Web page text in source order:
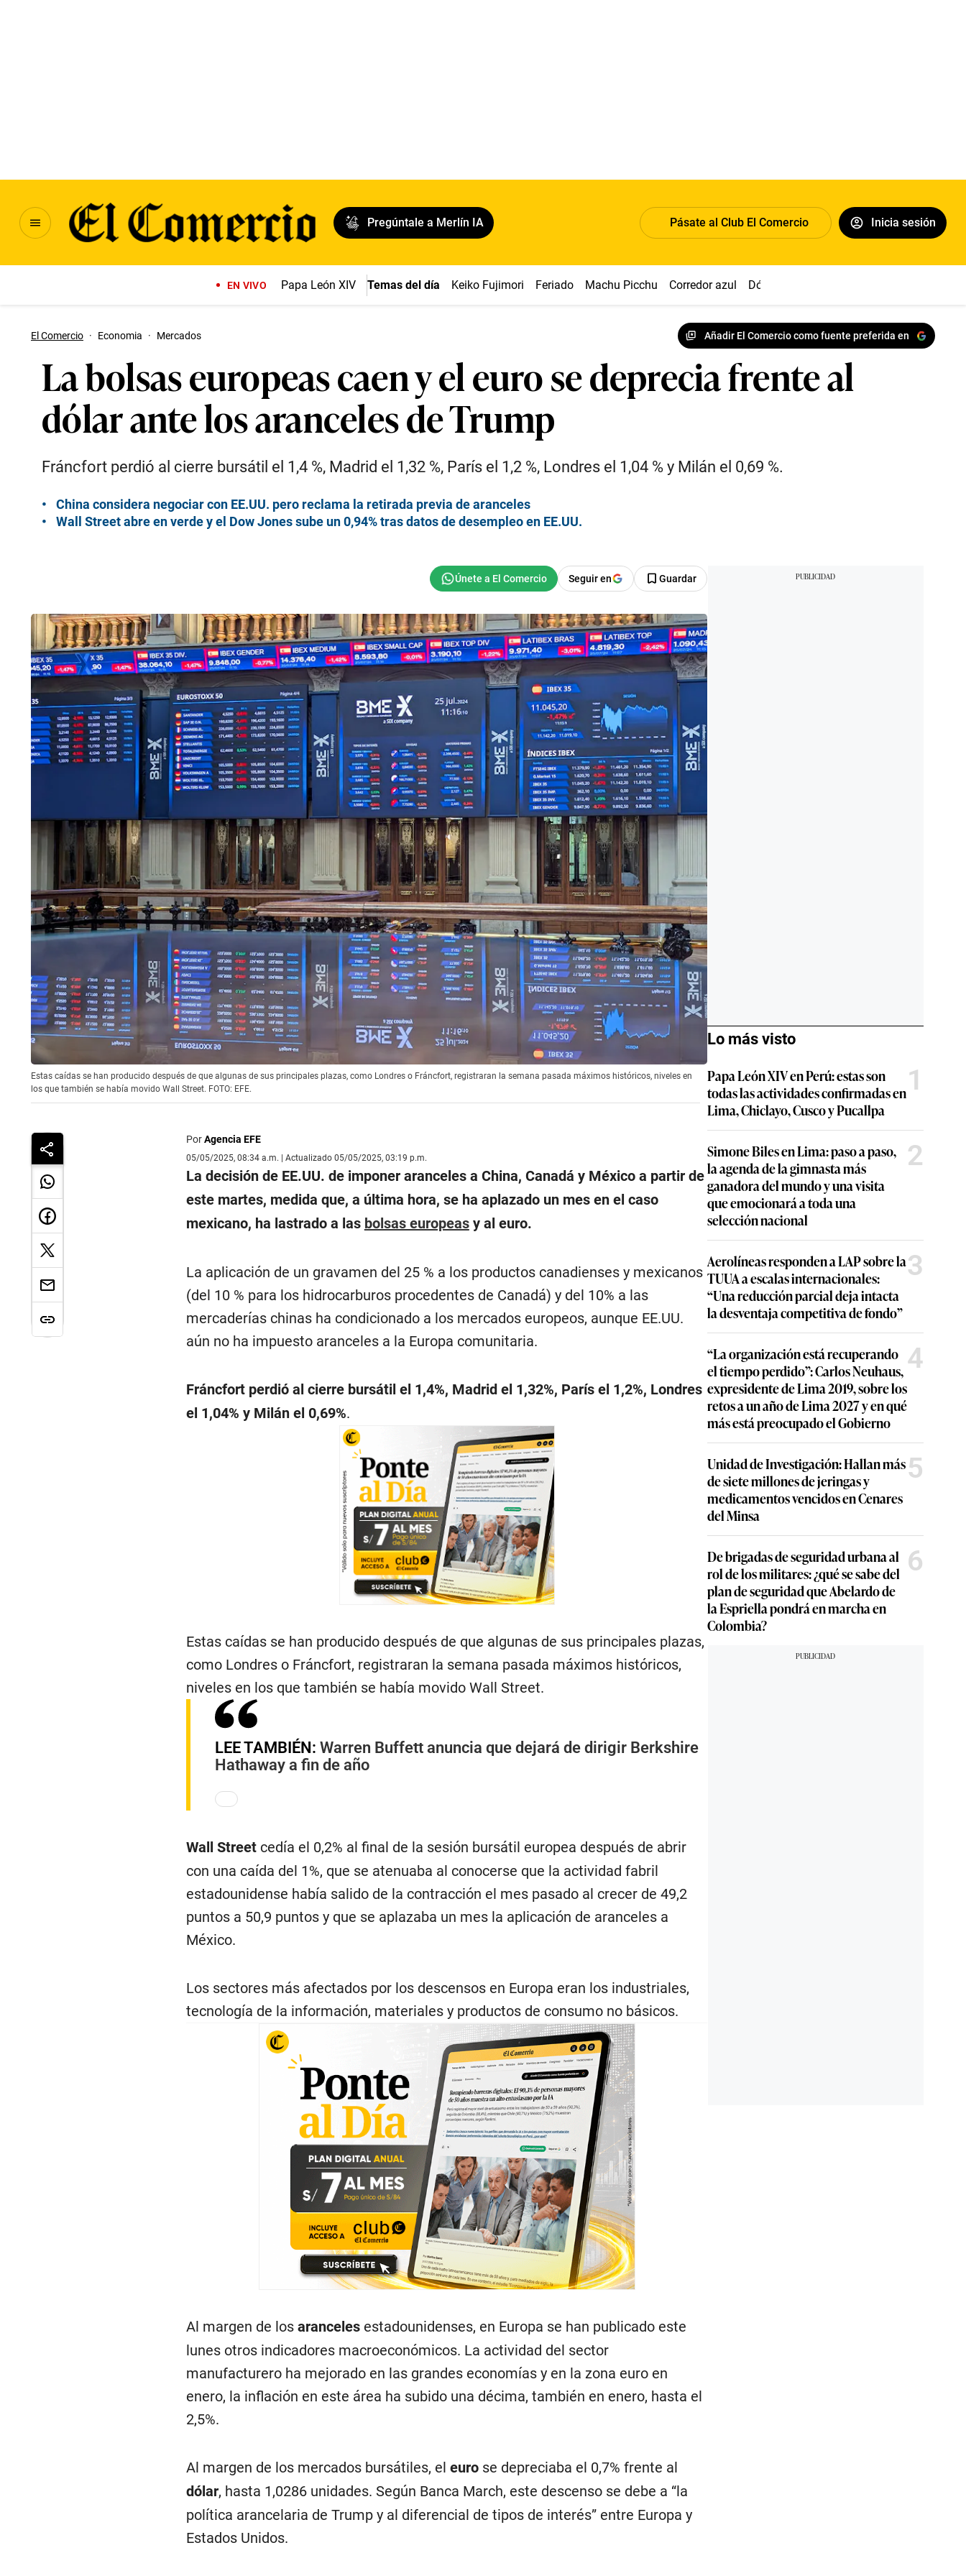
Pregúntale a Merlín IA Pásate al Club El Comercio Inicia sesión
EN VIVO Papa León XIV Temas del día Keiko Fujimori Feriado Machu Picchu Corredor azul Dólar
El Comercio · Economia · Mercados Añadir El Comercio como fuente preferida en
La bolsas europeas caen y el euro se deprecia frente al
dólar ante los aranceles de Trump
Fráncfort perdió al cierre bursátil el 1,4 %, Madrid el 1,32 %, París el 1,2 %, Londres el 1,04 % y Milán el 0,69 %.
China considera negociar con EE.UU. pero reclama la retirada previa de aranceles
Wall Street abre en verde y el Dow Jones sube un 0,94% tras datos de desempleo en EE.UU.
Seguir en Guardar
Estas caídas se han producido después de que algunas de sus principales plazas, como Londres o Fráncfort, registraran la semana pasada máximos históricos, niveles en
los que también se había movido Wall Street. FOTO: EFE.
PorAgencia EFE
05/05/2025, 08:34 a.m. | Actualizado 05/05/2025, 03:19 p.m.
La decisión de EE.UU. de imponer aranceles a China, Canadá y México a partir de
este martes, medida que, a última hora, se ha aplazado un mes en el caso
mexicano, ha lastrado a las bolsas europeasy al euro.
La aplicación de un gravamen del 25 % a los productos canadienses y mexicanos
(del 10 % para los hidrocarburos procedentes de Canadá) y del 10% a las
mercaderías chinas ha condicionado a los mercados europeos, aunque EE.UU.
aún no ha impuesto aranceles a la Europa comunitaria.
Fráncfort perdió al cierre bursátil el 1,4%, Madrid el 1,32%, París el 1,2%, Londres
el 1,04% y Milán el 0,69%.
Estas caídas se han producido después de que algunas de sus principales plazas,
como Londres o Fráncfort, registraran la semana pasada máximos históricos,
niveles en los que también se había movido Wall Street.
LEE TAMBIÉN: Warren Buffett anuncia que dejará de dirigir Berkshire
Hathaway a fin de año
Wall Streetcedía el 0,2% al final de la sesión bursátil europea después de abrir
con una caída del 1%, que se atenuaba al conocerse que la actividad fabril
estadounidense había salido de la contracción el mes pasado al crecer de 49,2
puntos a 50,9 puntos y que se aplazaba un mes la aplicación de aranceles a
México.
Los sectores más afectados por los descensos en Europa eran los industriales,
tecnología de la información, materiales y productos de consumo no básicos.
Al margen de los aranceles estadounidenses, en Europa se han publicado este
lunes otros indicadores macroeconómicos. La actividad del sector
manufacturero ha mejorado en las grandes economías y en la zona euro en
enero, la inflación en este área ha subido una décima, también en enero, hasta el
2,5%.
Al margen de los mercados bursátiles, el euro se depreciaba el 0,7% frente al
dólar, hasta 1,0286 unidades. Según Banca March, este descenso se debe a “la
política arancelaria de Trump y al diferencial de tipos de interés” entre Europa y
Estados Unidos.
Lo más visto
Papa León XIV en Perú: estas son
todas las actividades confirmadas en
Lima, Chiclayo, Cusco y Pucallpa
1
Simone Biles en Lima: paso a paso,
la agenda de la gimnasta más
ganadora del mundo y una visita
que emocionará a toda una
selección nacional
2
Aerolíneas responden a LAP sobre la
TUUA a escalas internacionales:
“Una reducción parcial deja intacta
la desventaja competitiva de fondo”
3
“La organización está recuperando
el tiempo perdido”: Carlos Neuhaus,
expresidente de Lima 2019, sobre los
retos a un año de Lima 2027 y en qué
más está preocupado el Gobierno
4
Unidad de Investigación: Hallan más
de siete millones de jeringas y
medicamentos vencidos en Cenares
del Minsa
5
De brigadas de seguridad urbana al
rol de los militares: ¿qué se sabe del
plan de seguridad que Abelardo de
la Espriella pondrá en marcha en
Colombia?
6